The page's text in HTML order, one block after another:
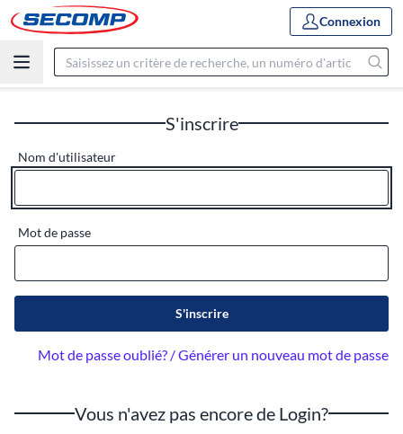
Connexion
S'inscrire
Nom d'utilisateur
Mot de passe
S'inscrire
Mot de passe oublié? / Générer un nouveau mot de passe
Vous n'avez pas encore de Login?